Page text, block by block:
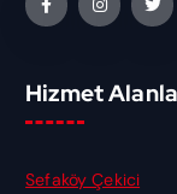
Hizmet
Sefaköy Çekici